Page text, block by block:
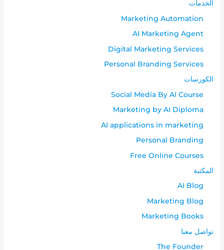
الخدمات
Marketing Automation
AI Marketing Agent
Digital Marketing Services
Personal Branding Services
الكورسات
Social Media By AI Course
Marketing by AI Diploma
AI applications in marketing
Personal Branding
Free Online Courses
المكتبة
AI Blog
Marketing Blog
Marketing Books
تواصل معنا
The Founder